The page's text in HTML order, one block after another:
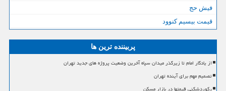
فیش حج
قیمت بیسیم کنوود
پربیننده ترین ها
از یادگار امام تا زیرگذر میدان سپاه آخرین وضعیت پروژه های جدید تهران
تصمیم مهم برای آینده تهران